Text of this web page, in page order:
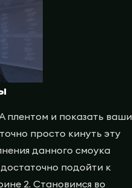
плентом и показать ваши
просто кинуть эту
данного смоука
подойти к
2. Становимся во